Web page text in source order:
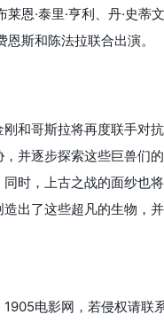
莱恩·泰里·亨利、丹·史蒂
恩斯和陈法拉联合出演。
和哥斯拉将再度联手对
，并逐步探索这些巨兽们
同时，上古之战的面纱也
造出了这些超凡的生物，
1905电影网，若侵权请联